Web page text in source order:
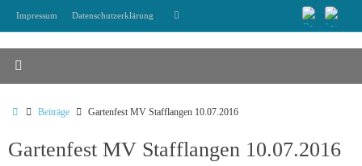
Impressum Datenschutzerklärung Suchen
StartBeiträge Gartenfest MV Stafflangen 10.07.2016
Gartenfest MV Stafflangen 10.07.2016